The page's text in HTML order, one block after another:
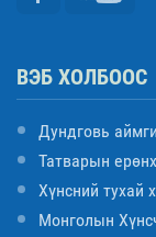
ВЭБ ХОЛБООС
Дундговь
Татварын
Хүнсний тухай
Монголын